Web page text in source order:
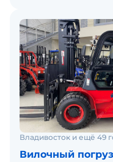
Владивосток и ещё 49
Вилочный